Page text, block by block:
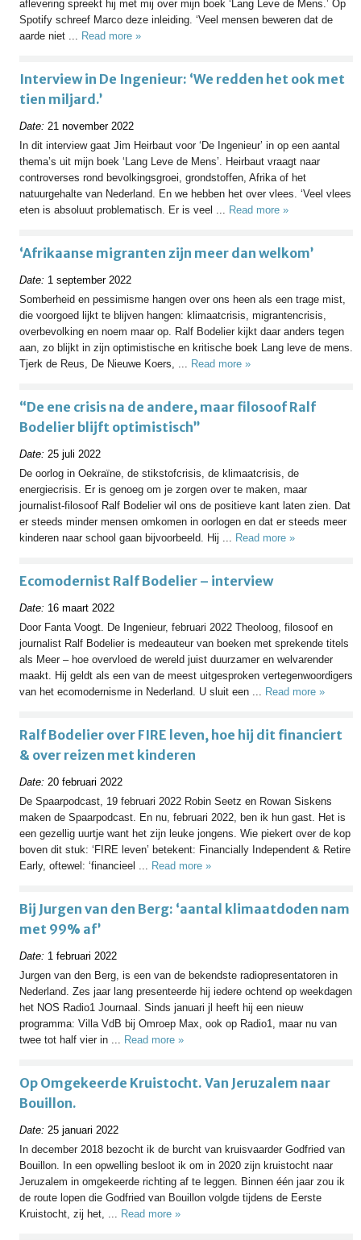
aflevering spreekt hij met mij over mijn boek ‘Lang Leve de Mens.’ Op
Spotify schreef Marco deze inleiding. ‘Veel mensen beweren dat de
aarde niet ... Read more »
Interview in De Ingenieur: ‘We redden het ook met
tien miljard.’
Date: 21 november 2022
In dit interview gaat Jim Heirbaut voor ‘De Ingenieur’ in op een aantal
thema’s uit mijn boek ‘Lang Leve de Mens’. Heirbaut vraagt naar
controverses rond bevolkingsgroei, grondstoffen, Afrika of het
natuurgehalte van Nederland. En we hebben het over vlees. ‘Veel vlees
eten is absoluut problematisch. Er is veel ... Read more »
‘Afrikaanse migranten zijn meer dan welkom’
Date: 1 september 2022
Somberheid en pessimisme hangen over ons heen als een trage mist,
die voorgoed lijkt te blijven hangen: klimaatcrisis, migrantencrisis,
overbevolking en noem maar op. Ralf Bodelier kijkt daar anders tegen
aan, zo blijkt in zijn optimistische en kritische boek Lang leve de mens.
Tjerk de Reus, De Nieuwe Koers, ... Read more »
“De ene crisis na de andere, maar filosoof Ralf
Bodelier blijft optimistisch”
Date: 25 juli 2022
De oorlog in Oekraïne, de stikstofcrisis, de klimaatcrisis, de
energiecrisis. Er is genoeg om je zorgen over te maken, maar
journalist-filosoof Ralf Bodelier wil ons de positieve kant laten zien. Dat
er steeds minder mensen omkomen in oorlogen en dat er steeds meer
kinderen naar school gaan bijvoorbeeld. Hij ... Read more »
Ecomodernist Ralf Bodelier – interview
Date: 16 maart 2022
Door Fanta Voogt. De Ingenieur, februari 2022 Theoloog, filosoof en
journalist Ralf Bodelier is medeauteur van boeken met sprekende titels
als Meer – hoe overvloed de wereld juist duurzamer en welvarender
maakt. Hij geldt als een van de meest uitgesproken vertegenwoordigers
van het ecomodernisme in Nederland. U sluit een ... Read more »
Ralf Bodelier over FIRE leven, hoe hij dit financiert
& over reizen met kinderen
Date: 20 februari 2022
De Spaarpodcast, 19 februari 2022 Robin Seetz en Rowan Siskens
maken de Spaarpodcast. En nu, februari 2022, ben ik hun gast. Het is
een gezellig uurtje want het zijn leuke jongens. Wie piekert over de kop
boven dit stuk: ‘FIRE leven’ betekent: Financially Independent & Retire
Early, oftewel: ‘financieel ... Read more »
Bij Jurgen van den Berg: ‘aantal klimaatdoden nam
met 99% af’
Date: 1 februari 2022
Jurgen van den Berg, is een van de bekendste radiopresentatoren in
Nederland. Zes jaar lang presenteerde hij iedere ochtend op weekdagen
het NOS Radio1 Journaal. Sinds januari jl heeft hij een nieuw
programma: Villa VdB bij Omroep Max, ook op Radio1, maar nu van
twee tot half vier in ... Read more »
Op Omgekeerde Kruistocht. Van Jeruzalem naar
Bouillon.
Date: 25 januari 2022
In december 2018 bezocht ik de burcht van kruisvaarder Godfried van
Bouillon. In een opwelling besloot ik om in 2020 zijn kruistocht naar
Jeruzalem in omgekeerde richting af te leggen. Binnen één jaar zou ik
de route lopen die Godfried van Bouillon volgde tijdens de Eerste
Kruistocht, zij het, ... Read more »